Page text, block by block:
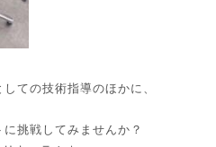
ての技術指導のほかに、
挑戦してみませんか？